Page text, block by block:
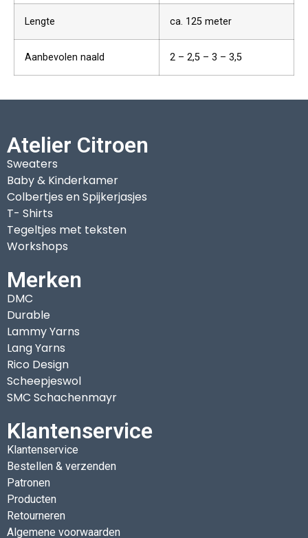
Lengte ca. 125 meter
Aanbevolen naald 2 – 2,5 – 3 – 3,5
Atelier Citroen
Sweaters
Baby & Kinderkamer
Colbertjes en Spijkerjasjes
T- Shirts
Tegeltjes met teksten
Workshops
Merken
DMC
Durable
Lammy Yarns
Lang Yarns
Rico Design
Scheepjeswol
SMC Schachenmayr
Klantenservice
Klantenservice
Bestellen & verzenden
Patronen
Producten
Retourneren
Algemene voorwaarden